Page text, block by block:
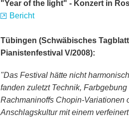
"Year of the light" - Konzert in
Bericht
Tübingen (Schwäbisches
Pianistenfestival V/2008):
"Das Festival hätte nicht
fanden zuletzt Technik,
Rachmaninoffs Chopin-Variationen
Anschlagskultur mit einem